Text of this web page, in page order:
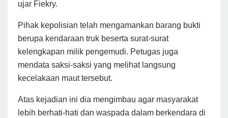
ujar Fiekry.
Pihak kepolisian telah mengamankan barang bukti
berupa kendaraan truk beserta surat-surat
kelengkapan milik pengemudi. Petugas juga
mendata saksi-saksi yang melihat langsung
kecelakaan maut tersebut.
Atas kejadian ini dia mengimbau agar masyarakat
lebih berhati-hati dan waspada dalam berkendara di